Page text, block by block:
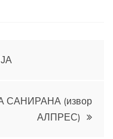
(извор
АЛПРЕС)